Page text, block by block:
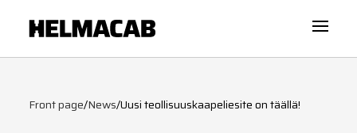
Front page/News/Uusi teollisuuskaapeliesite on täällä!